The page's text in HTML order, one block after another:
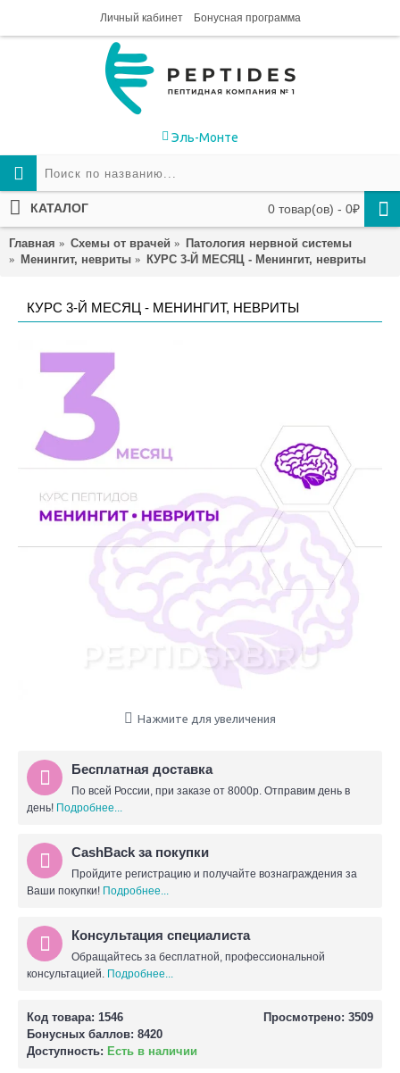
Личный кабинет Бонусная программа
Эль-Монте
0 товар(ов) - 0₽
КАТАЛОГ
Главная Схемы от врачей
Патология нервной системы
Менингит, невриты
КУРС 3-Й МЕСЯЦ - Менингит, невриты
КУРС 3-Й МЕСЯЦ - МЕНИНГИТ, НЕВРИТЫ
Нажмите для увеличения
Бесплатная доставка
По всей России, при заказе от 8000р. Отправим день в
день! Подробнее...
CashBack за покупки
Пройдите регистрацию и получайте вознаграждения за
Ваши покупки! Подробнее...
Консультация специалиста
Обращайтесь за бесплатной, профессиональной
консультацией. Подробнее...
Просмотрено: 3509
Код товара: 1546
Бонусных баллов: 8420
Доступность: Есть в наличии